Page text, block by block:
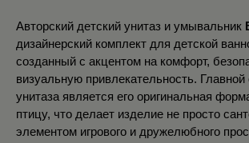
Авторский детский унитаз и умывальник
дизайнерский комплект для детской
созданный с акцентом на комфорт,
визуальную привлекательность.
унитаза является его оригинальная
птицу, что делает изделие не просто
элементом игрового и дружелюбного